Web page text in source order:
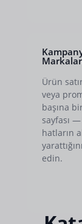
Ürün
veya
başına
sayfası
hatların
edin.